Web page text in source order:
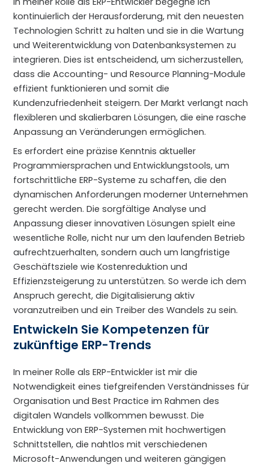
kontinuierlich der Herausforderung, mit den neuesten
Technologien Schritt zu halten und sie in die Wartung
und Weiterentwicklung von Datenbanksystemen zu
integrieren. Dies ist entscheidend, um sicherzustellen,
dass die Accounting- und Resource Planning-Module
effizient funktionieren und somit die
Kundenzufriedenheit steigern. Der Markt verlangt nach
flexibleren und skalierbaren Lösungen, die eine rasche
Anpassung an Veränderungen ermöglichen.
Es erfordert eine präzise Kenntnis aktueller
Programmiersprachen und Entwicklungstools, um
fortschrittliche ERP-Systeme zu schaffen, die den
dynamischen Anforderungen moderner Unternehmen
gerecht werden. Die sorgfältige Analyse und
Anpassung dieser innovativen Lösungen spielt eine
wesentliche Rolle, nicht nur um den laufenden Betrieb
aufrechtzuerhalten, sondern auch um langfristige
Geschäftsziele wie Kostenreduktion und
Effizienzsteigerung zu unterstützen. So werde ich dem
Anspruch gerecht, die Digitalisierung aktiv
voranzutreiben und ein Treiber des Wandels zu sein.
Entwickeln Sie Kompetenzen für
zukünftige ERP-Trends
In meiner Rolle als ERP-Entwickler ist mir die
Notwendigkeit eines tiefgreifenden Verständnisses für
Organisation und Best Practice im Rahmen des
digitalen Wandels vollkommen bewusst. Die
Entwicklung von ERP-Systemen mit hochwertigen
Schnittstellen, die nahtlos mit verschiedenen
Microsoft-Anwendungen und weiteren gängigen